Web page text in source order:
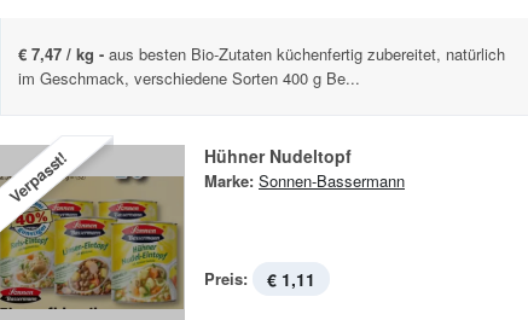
€ 7,47 / kg - aus besten Bio-Zutaten küchenfertig zubereitet, natürlich
im Geschmack, verschiedene Sorten 400 g Be...
Verpasst! Hühner Nudeltopf
Marke: Sonnen-Bassermann
Preis: € 1,11